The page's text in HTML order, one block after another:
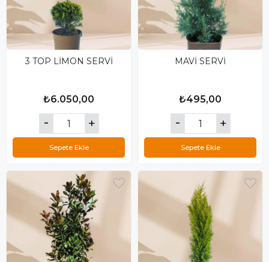
3 TOP LİMON SERVİ
₺6.050,00
Sepete Ekle
MAVİ SERVİ
₺495,00
Sepete Ekle